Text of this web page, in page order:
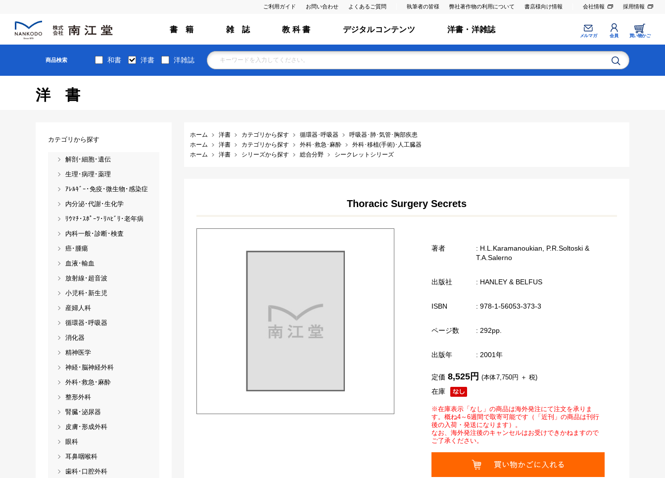
ご利用ガイド お問い合わせ よくあるご質問 執筆者の皆様 弊社著作物の利用について 書店様向け情報 会社情報 採用情報
書 籍 雑 誌 教 科 書 デジタルコンテンツ 洋書・洋雑誌
メルマガ 会員 買い物かご
商品検索 和書 洋書 洋雑誌
洋書
ホーム 洋書 カテゴリから探す 循環器･呼吸器
呼吸器･肺･気管･胸部疾患
ホーム
洋書 カテゴリから探す 外科･救急･麻酔
外科･移植(手術)･人工臓器
ホーム
洋書 シリーズから探す 総合分野 シークレットシリーズ
Thoracic Surgery Secrets
著者
: H.L.Karamanoukian, P.R.Soltoski &
T.A.Salerno
出版社 : HANLEY & BELFUS
ISBN : 978-1-56053-373-3
ページ数 : 292pp.
出版年 : 2001年
在庫
定価 8,525円 (本体7,750円 ＋ 税)
※在庫表示「なし」の商品は海外発注にて注文を承りま
す。概ね4～6週間で取寄可能です（「近刊」の商品は刊行
後の入荷・発送になります）。
なお、海外発注後のキャンセルはお受けできかねますので
ご了承ください。
カテゴリから探す
解剖･細胞･遺伝
生理･病理･薬理
ｱﾚﾙｷﾞｰ･免疫･微生物･感染症
内分泌･代謝･生化学
ﾘｳﾏﾁ･ｽﾎﾟｰﾂ･ﾘﾊﾋﾞﾘ･老年病
内科一般･診断･検査
癌･腫瘍
血液･輸血
放射線･超音波
小児科･新生児
産婦人科
循環器･呼吸器
消化器
精神医学
神経･脳神経外科
外科･救急･麻酔
整形外科
腎臓･泌尿器
皮膚･形成外科
眼科
耳鼻咽喉科
歯科･口腔外科